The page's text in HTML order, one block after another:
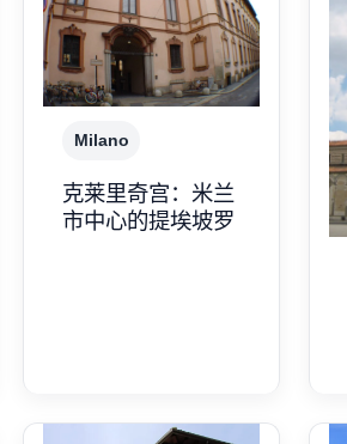
Milano
克莱里奇宫：米兰
市中心的提埃坡罗